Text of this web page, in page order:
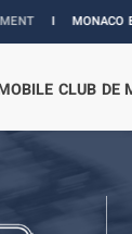
E-PRIX 2027 :
CLUB DE